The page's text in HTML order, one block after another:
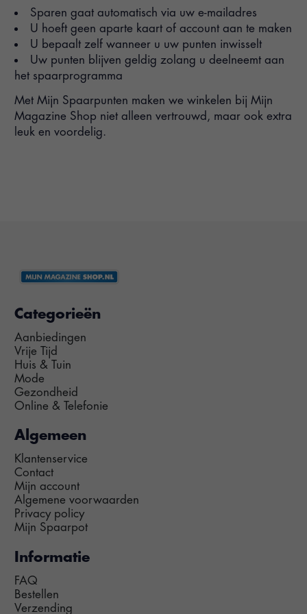
Sparen gaat automatisch via uw e-mailadres
U hoeft geen aparte kaart of account aan te maken
U bepaalt zelf wanneer u uw punten inwisselt
Uw punten blijven geldig zolang u deelneemt aan
het spaarprogramma
Met Mijn Spaarpunten maken we winkelen bij Mijn
Magazine Shop niet alleen vertrouwd, maar ook extra
leuk en voordelig.
Categorieën
Aanbiedingen
Vrije Tijd
Huis & Tuin
Mode
Gezondheid
Online & Telefonie
Algemeen
Klantenservice
Contact
Mijn account
Algemene voorwaarden
Privacy policy
Mijn Spaarpot
Informatie
FAQ
Bestellen
Verzending